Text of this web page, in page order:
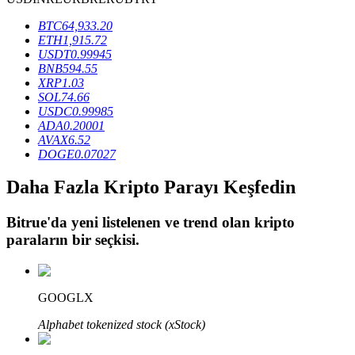
BTR Kilitleme
BTR sahiplerine özel yatırımlar
Krediler
Kripto destekli borçlanma hizmeti
BTC64,933.20
ETH1,915.72
USDT0.99945
BNB594.55
XRP1.03
SOL74.66
USDC0.99985
ADA0.20001
AVAX6.52
DOGE0.07027
Daha Fazla Kripto Parayı Keşfedin
Bitrue'da yeni listelenen ve trend olan kripto
paraların bir seçkisi.
GOOGLX
Alphabet tokenized stock (xStock)